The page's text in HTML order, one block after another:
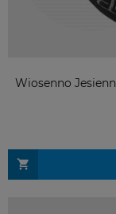
Wiosenno